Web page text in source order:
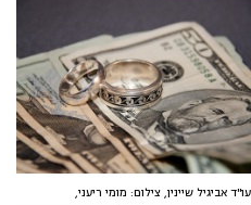
עו"ד אביגיל שיינין, צילום: מומי ריעני,